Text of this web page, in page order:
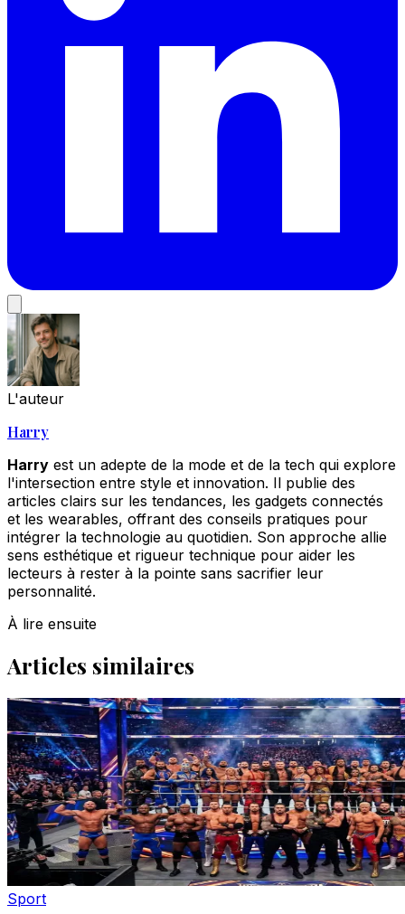
L'auteur
Harry
Harry est un adepte de la mode et de la tech qui explore
l'intersection entre style et innovation. Il publie des
articles clairs sur les tendances, les gadgets connectés
et les wearables, offrant des conseils pratiques pour
intégrer la technologie au quotidien. Son approche allie
sens esthétique et rigueur technique pour aider les
lecteurs à rester à la pointe sans sacrifier leur
personnalité.
À lire ensuite
Articles similaires
Sport